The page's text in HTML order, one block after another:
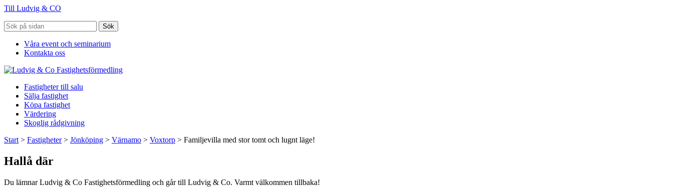
Till Ludvig & CO
Sök
Våra event och seminarium
Kontakta oss
Fastigheter till salu
Sälja fastighet
Köpa fastighet
Värdering
Skoglig rådgivning
Start > Fastigheter> Jönköping > Värnamo > Voxtorp > Familjevilla med stor tomt och lugnt läge!
Hallå där
Du lämnar Ludvig & Co Fastighetsförmedling och går till Ludvig & Co. Varmt välkommen tillbaka!